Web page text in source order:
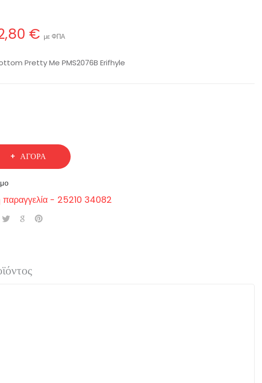
€ με ΦΠΑ
Pretty Me PMS2076B Erifhyle
ΑΓΟΡΆ
παραγγελία - 25210 34082